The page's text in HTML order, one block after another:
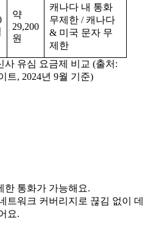
약
29,200
원
캐나다 내 통화
무제한 / 캐나다
& 미국 문자 무
제한
사 유심 요금제 비교 (출처:
트, 2024년 9월 기준)
한 통화가 가능해요.
트워크 커버리지로 끊김 없이 데
요.